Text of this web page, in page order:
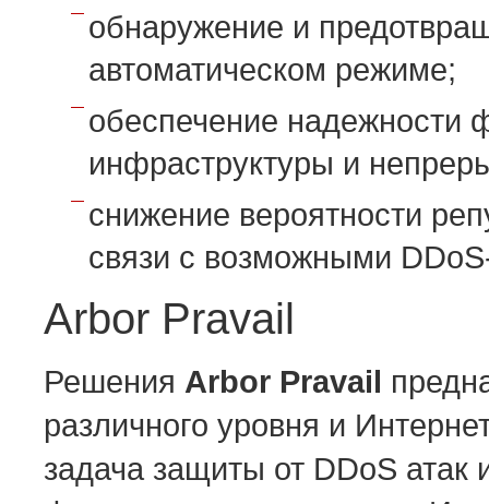
обнаружение и
автоматическом режиме;
обеспечение надежности
инфраструктуры и
снижение вероятности
связи с возможными
Arbor Pravail
Решения Arbor Pravail
различного уровня и
задача защиты от DDoS атак